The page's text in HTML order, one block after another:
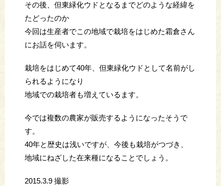
その後、但東緑化ウドとなるまでどのような経緯を
たどったのか
今回は生産者でこの地域で栽培をはじめた霜倉さん
にお話を伺います。
栽培をはじめて40年、但東緑化ウドとして名前がし
られるようになり
地域での栽培者も増えているます。
今では複数の農家が販売するようになったそうで
す。
40年と歴史は浅いですが、今後も栽培がつづき、
地域にねざした在来種になることでしょう。
2015.3.9 撮影